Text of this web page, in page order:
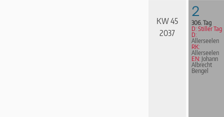
KW 45
2037
2
306. Tag
D: Stiller Tag
D:
Allerseelen
RK:
Allerseelen
EN: Johann
Albrecht
Bengel